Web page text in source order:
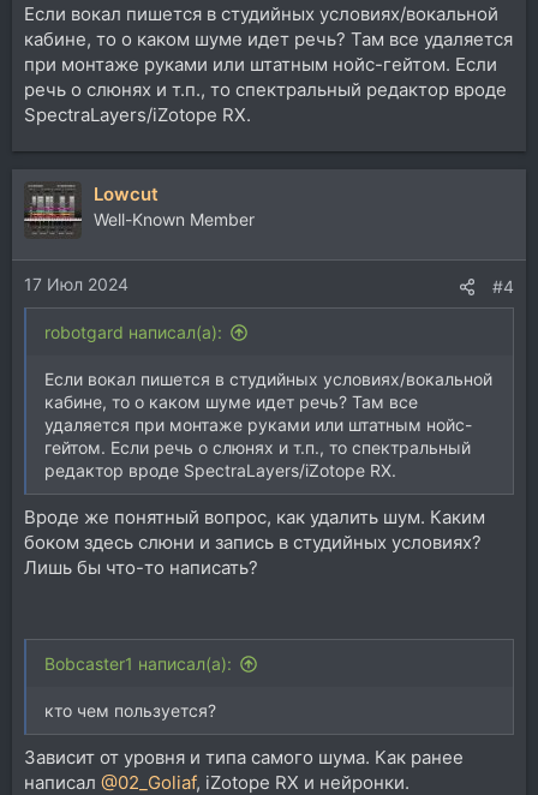
Если вокал пишется в студийных условиях/вокальной
кабине, то о каком шуме идет речь? Там все удаляется
при монтаже руками или штатным нойс-гейтом. Если
речь о слюнях и т.п., то спектральный редактор вроде
SpectraLayers/iZotope RX.
Lowcut
Well-Known Member
17 Июл 2024 #4
robotgard написал(а):
Если вокал пишется в студийных условиях/вокальной
кабине, то о каком шуме идет речь? Там все
удаляется при монтаже руками или штатным нойс-
гейтом. Если речь о слюнях и т.п., то спектральный
редактор вроде SpectraLayers/iZotope RX.
Вроде же понятный вопрос, как удалить шум. Каким
боком здесь слюни и запись в студийных условиях?
Лишь бы что-то написать?
Bobcaster1 написал(а):
кто чем пользуется?
Зависит от уровня и типа самого шума. Как ранее
написал @02_Goliaf, iZotope RX и нейронки.